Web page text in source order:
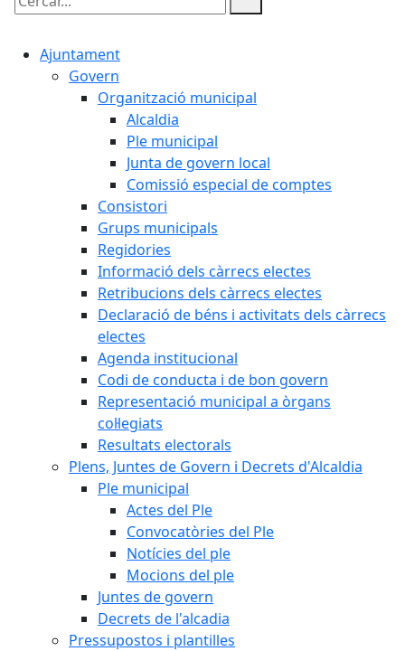
Cercar:
Ajuntament
Govern
Organització municipal
Alcaldia
Ple municipal
Junta de govern local
Comissió especial de comptes
Consistori
Grups municipals
Regidories
Informació dels càrrecs electes
Retribucions dels càrrecs electes
Declaració de béns i activitats dels càrrecs
electes
Agenda institucional
Codi de conducta i de bon govern
Representació municipal a òrgans
col·legiats
Resultats electorals
Plens, Juntes de Govern i Decrets d'Alcaldia
Ple municipal
Actes del Ple
Convocatòries del Ple
Notícies del ple
Mocions del ple
Juntes de govern
Decrets de l'alcadia
Pressupostos i plantilles